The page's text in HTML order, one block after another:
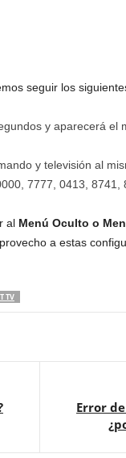
seguir los
y aparecerá el
y televisión al
7777, 0413, 8741,
al Menú Oculto o
a estas
TV
Error